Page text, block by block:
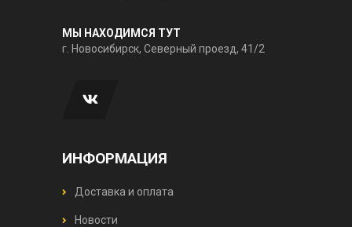
МЫ НАХОДИМСЯ ТУТ
г. Новосибирск, Северный проезд, 41/2
ИНФОРМАЦИЯ
Доставка и оплата
Новости